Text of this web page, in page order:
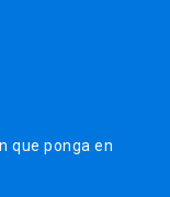
que ponga en